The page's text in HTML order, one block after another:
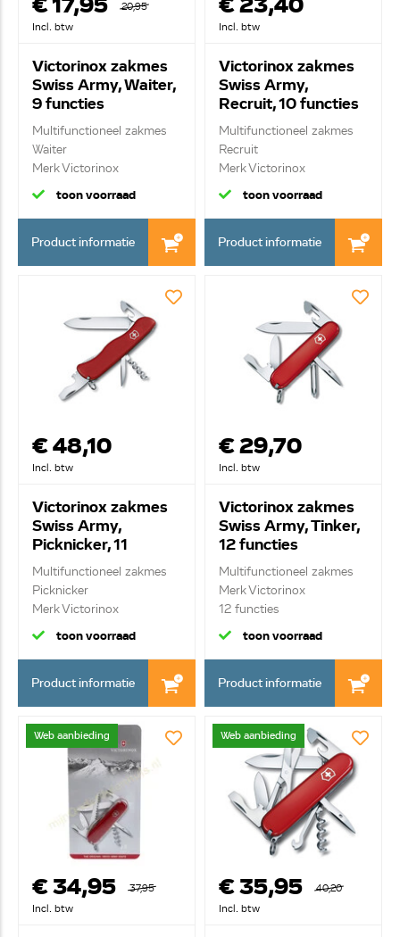
20,95
Incl. btw
Victorinox zakmes
Swiss Army, Waiter,
9 functies
0.3303.B1
Multifunctioneel zakmes
Waiter
Merk Victorinox
9 functies
toon voorraad
Product informatie
Incl. btw
Victorinox zakmes
Swiss Army,
Recruit, 10 functies
0.2503.B1
Multifunctioneel zakmes
Recruit
Merk Victorinox
10 functie...
toon voorraad
Product informatie
€ 48,10
Incl. btw
Victorinox zakmes
Swiss Army,
Picknicker, 11
functies 0.8353.B1
Multifunctioneel zakmes
Picknicker
Merk Victorinox
11 fun...
toon voorraad
Product informatie
€ 29,70
Incl. btw
Victorinox zakmes
Swiss Army, Tinker,
12 functies
1.4603.B1
Multifunctioneel zakmes
Merk Victorinox
12 functies
toon voorraad
Product informatie
Web aanbieding
€ 34,95
37,95
Incl. btw
Web aanbieding
€ 35,95
40,20
Incl. btw